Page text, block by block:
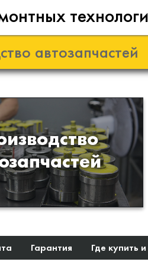
автозапчастей
Разработка и
деталей из
для подвески
автомобиля
Гарантия Где купить